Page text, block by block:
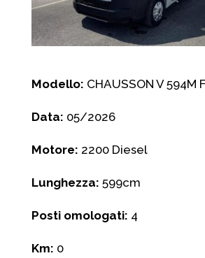
Modello: CHAUSSON V 594M
Data: 05/2026
Motore: 2200 Diesel
Lunghezza: 599cm
Posti omologati: 4
Km: 0